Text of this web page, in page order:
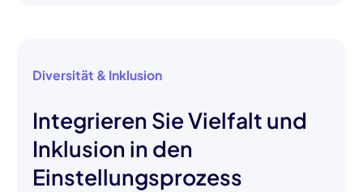
Diversität & Inklusion
Integrieren Sie Vielfalt und
Inklusion in den
Einstellungsprozess